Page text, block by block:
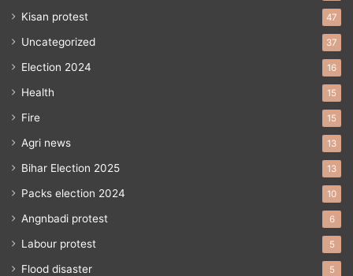
Kisan protest 47
Uncategorized 37
Election 2024 16
Health 15
Fire 15
Agri news 13
Bihar Election 2025 13
Packs election 2024 10
Angnbadi protest 6
Labour protest 5
Flood disaster 5